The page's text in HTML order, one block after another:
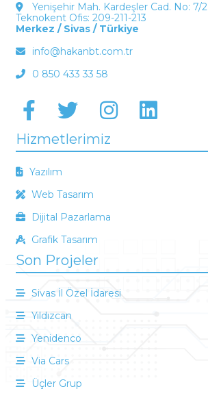
Yenişehir Mah. Kardeşler Cad. No: 7/2
Teknokent Ofis: 209-211-213
Merkez / Sivas / Türkiye
info@hakanbt.com.tr
0 850 433 33 58
Hizmetlerimiz
Yazılım
Web Tasarım
Dijital Pazarlama
Grafik Tasarım
Son Projeler
Sivas İl Özel İdaresi
Yıldızcan
Yenidenco
Via Cars
Üçler Grup